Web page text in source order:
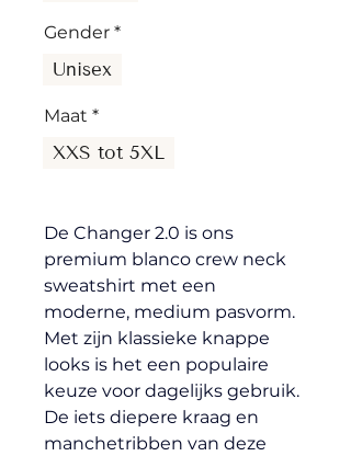
Gender *
Unisex
Maat *
XXS tot 5XL
De Changer 2.0 is ons
premium blanco crew neck
sweatshirt met een
moderne, medium pasvorm.
Met zijn klassieke knappe
looks is het een populaire
keuze voor dagelijks gebruik.
De iets diepere kraag en
manchetribben van deze